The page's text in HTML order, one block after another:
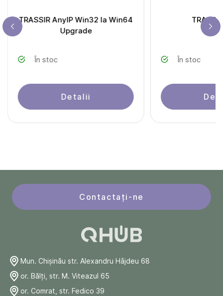
TRASSIR AnyIP Win32 la Win64
Upgrade
În stoc
Detalii
În stoc
Contactați-ne
Mun. Chişinău str. Alexandru Hâjdeu 68
or. Bălți, str. M. Viteazul 65
or. Comrat, str. Fedico 39